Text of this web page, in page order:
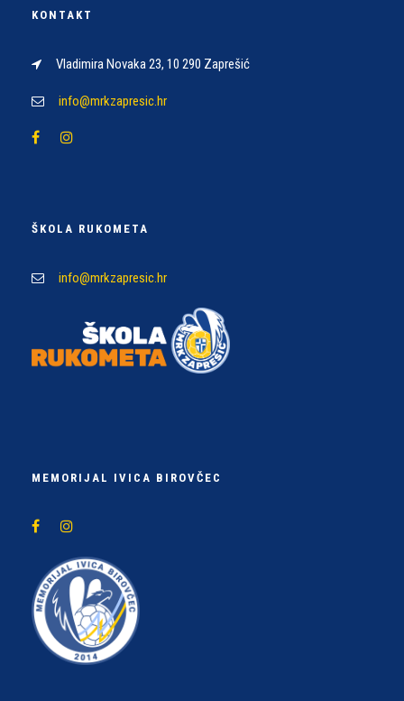
KONTAKT
Vladimira Novaka 23, 10 290 Zaprešić
info@mrkzapresic.hr
ŠKOLA RUKOMETA
info@mrkzapresic.hr
MEMORIJAL IVICA BIROVČEC